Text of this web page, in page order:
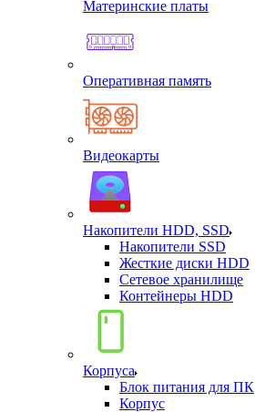
Материнские платы
Оперативная память
Видеокарты
Накопители HDD, SSD
Накопители SSD
Жесткие диски HDD
Сетевое хранилище
Контейнеры HDD
Корпуса
Блок питания для ПК
Корпус